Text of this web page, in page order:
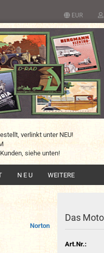
EUR
verlinkt unter NEU!
siehe unten!
N E U WEITERE
Norton
Das
Art.Nr.: